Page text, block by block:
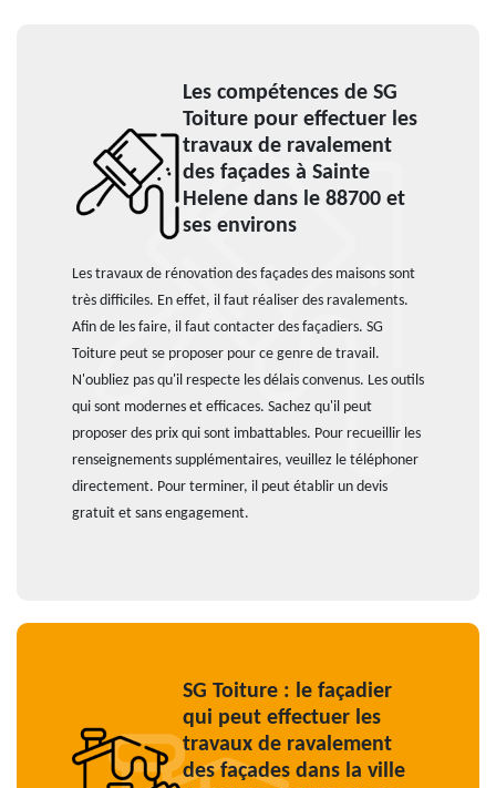
Les compétences de SG
Toiture pour effectuer les
travaux de ravalement
des façades à Sainte
Helene dans le 88700 et
ses environs
Les travaux de rénovation des façades des maisons sont
très difficiles. En effet, il faut réaliser des ravalements.
Afin de les faire, il faut contacter des façadiers. SG
Toiture peut se proposer pour ce genre de travail.
N'oubliez pas qu'il respecte les délais convenus. Les outils
qui sont modernes et efficaces. Sachez qu'il peut
proposer des prix qui sont imbattables. Pour recueillir les
renseignements supplémentaires, veuillez le téléphoner
directement. Pour terminer, il peut établir un devis
gratuit et sans engagement.
SG Toiture : le façadier
qui peut effectuer les
travaux de ravalement
des façades dans la ville